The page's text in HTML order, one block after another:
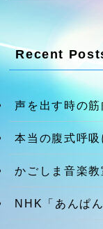
Recent
声を出す時の
本当の腹式呼吸
かごしま音楽
NHK「あんぱ